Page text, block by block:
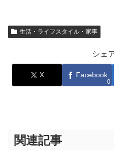
生活・ライフスタイル・家事
シェ
X Facebook
0
関連記事